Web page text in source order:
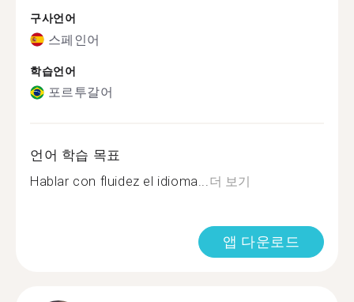
구사언어
스페인어
학습언어
포르투갈어
언어 학습 목표
Hablar con fluidez el idioma...더 보기
앱 다운로드